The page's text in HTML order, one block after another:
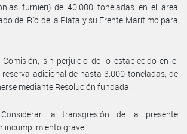
furnieri) de 40.000 toneladas en el área
del Río de la Plata y su Frente Marítimo para
Comisión, sin perjuicio de lo establecido en el
adicional de hasta 3.000 toneladas, de
mediante Resolución fundada.
la transgresión de la presente
incumplimiento grave.